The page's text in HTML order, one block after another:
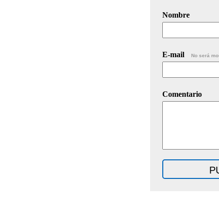
Nombre
E-mail No será
Comentario